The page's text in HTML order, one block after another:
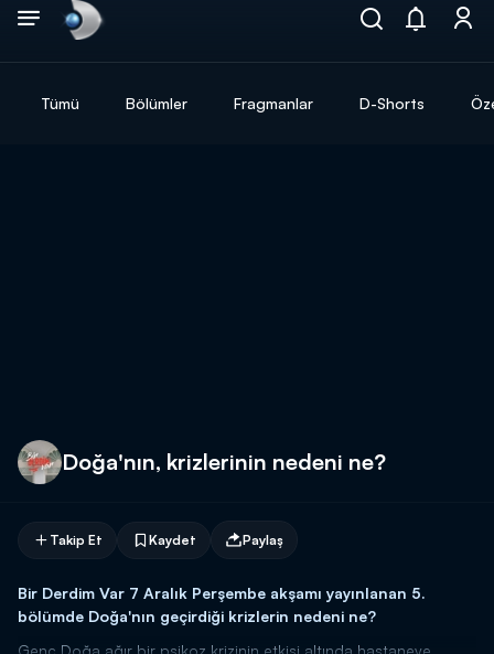
Tümü Bölümler Fragmanlar D-Shorts
Doğa'nın, krizlerinin nedeni ne?
Takip Et Kaydet Paylaş
Bir Derdim Var 7 Aralık Perşembe akşamı yayınlanan 5.
bölümde Doğa'nın geçirdiği krizlerin nedeni ne?
Genç Doğa ağır bir psikoz krizinin etkisi altında hastaneye